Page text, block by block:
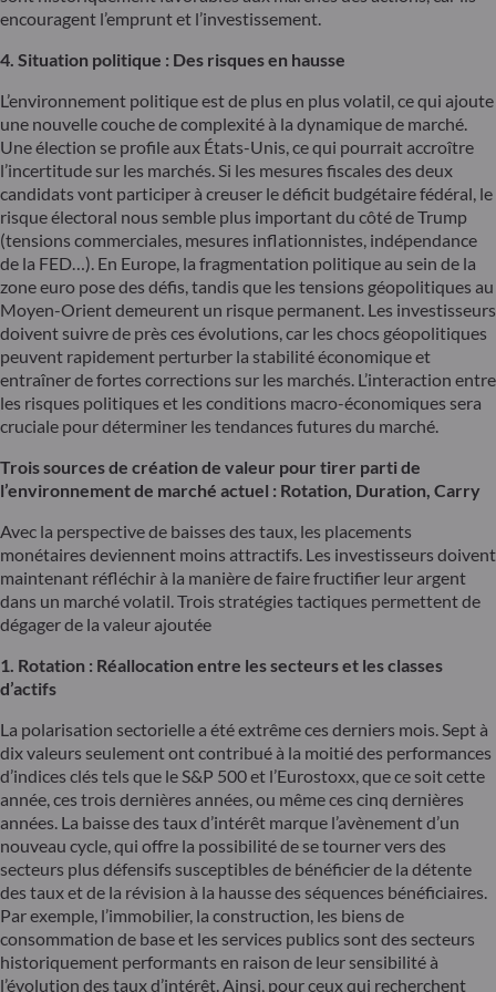
encouragent l’emprunt et l’investissement.
4. Situation politique : Des risques en hausse
L’environnement politique est de plus en plus volatil, ce qui ajoute
une nouvelle couche de complexité à la dynamique de marché.
Une élection se profile aux États-Unis, ce qui pourrait accroître
l’incertitude sur les marchés. Si les mesures fiscales des deux
candidats vont participer à creuser le déficit budgétaire fédéral, le
risque électoral nous semble plus important du côté de Trump
(tensions commerciales, mesures inflationnistes, indépendance
de la FED…). En Europe, la fragmentation politique au sein de la
zone euro pose des défis, tandis que les tensions géopolitiques au
Moyen-Orient demeurent un risque permanent. Les investisseurs
doivent suivre de près ces évolutions, car les chocs géopolitiques
peuvent rapidement perturber la stabilité économique et
entraîner de fortes corrections sur les marchés. L’interaction entre
les risques politiques et les conditions macro-économiques sera
cruciale pour déterminer les tendances futures du marché.
Trois sources de création de valeur pour tirer parti de
l’environnement de marché actuel : Rotation, Duration, Carry
Avec la perspective de baisses des taux, les placements
monétaires deviennent moins attractifs. Les investisseurs doivent
maintenant réfléchir à la manière de faire fructifier leur argent
dans un marché volatil. Trois stratégies tactiques permettent de
dégager de la valeur ajoutée
1. Rotation : Réallocation entre les secteurs et les classes
d’actifs
La polarisation sectorielle a été extrême ces derniers mois. Sept à
dix valeurs seulement ont contribué à la moitié des performances
d’indices clés tels que le S&P 500 et l’Eurostoxx, que ce soit cette
année, ces trois dernières années, ou même ces cinq dernières
années. La baisse des taux d’intérêt marque l’avènement d’un
nouveau cycle, qui offre la possibilité de se tourner vers des
secteurs plus défensifs susceptibles de bénéficier de la détente
des taux et de la révision à la hausse des séquences bénéficiaires.
Par exemple, l’immobilier, la construction, les biens de
consommation de base et les services publics sont des secteurs
historiquement performants en raison de leur sensibilité à
l’évolution des taux d’intérêt. Ainsi, pour ceux qui recherchent